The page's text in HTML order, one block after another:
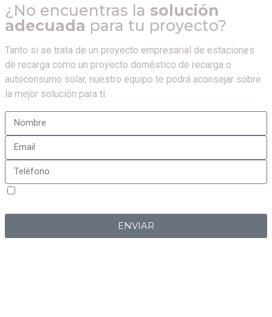
¿No encuentras la solución
adecuada para tu proyecto?
Tanto si se trata de un proyecto empresarial de estaciones
de recarga como un proyecto doméstico de recarga o
autoconsumo solar, nuestro equipo te podrá aconsejar sobre
la mejor solución para tí.
ENVIAR